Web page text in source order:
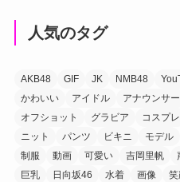
人気のタグ
AKB48 GIF JK NMB48
かわいい
アイドル アナウンサー
オフショット
グラビア コスプレ
ニット
パンツ ビキニ モデル
制服
動画 可愛い 吉岡里帆
巨乳
日向坂46 水着 画像